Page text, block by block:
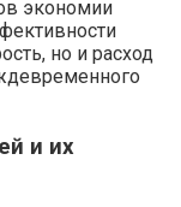
экономии
но и расход
и их